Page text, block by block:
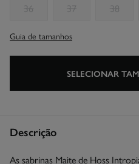
36 37 38
Guia de tamanhos
SELECIONAR
Descrição
As sabrinas Maite de Hoss